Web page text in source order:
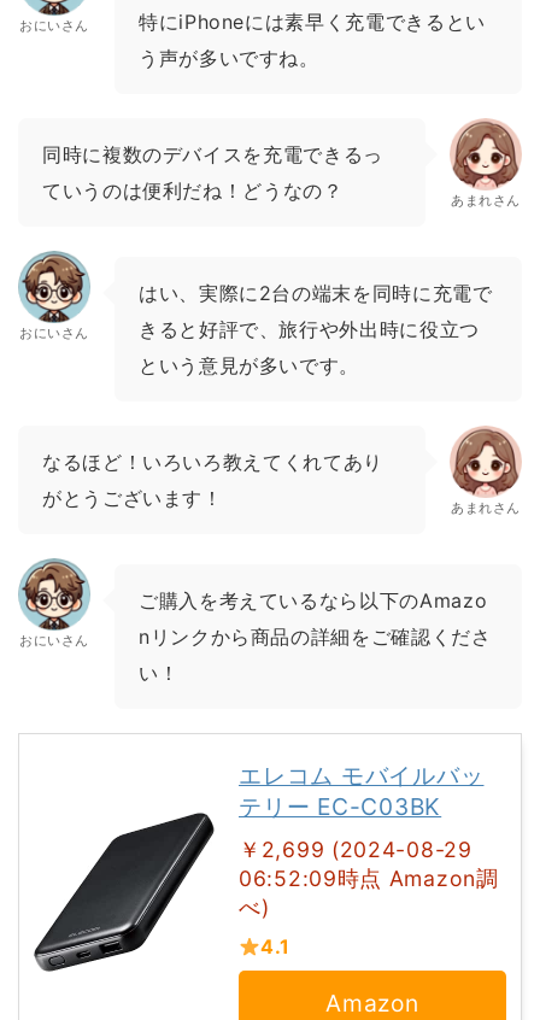
おにいさん
特にiPhoneには素早く充電できるとい
う声が多いですね。
同時に複数のデバイスを充電できるっ
ていうのは便利だね！どうなの？
あまれさん
おにいさん
はい、実際に2台の端末を同時に充電で
きると好評で、旅行や外出時に役立つ
という意見が多いです。
なるほど！いろいろ教えてくれてあり
がとうございます！
あまれさん
おにいさん
ご購入を考えているなら以下のAmazo
nリンクから商品の詳細をご確認くださ
い！
エレコム モバイルバッ
テリー EC-C03BK
￥2,699 (2024-08-29
06:52:09時点 Amazon調
べ)
4.1
Amazon